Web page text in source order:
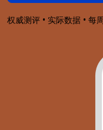
权威测评 • 实际数据 • 每